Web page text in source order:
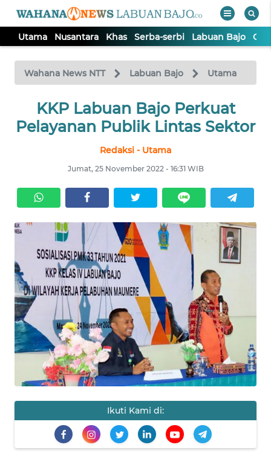
Utama Nusantara Khas Serba-serbi Labuan Bajo
Wahana News NTT Labuan Bajo Utama
KKP Labuan Bajo Perkuat
Pelayanan Publik Lintas Sektor
Redaksi - Utama
Jumat, 25 November 2022 - 16:31 WIB
Ikuti Kami di:
TV
Tutup
UTAMA
SERBA-
SERBI
LABUAN
BAJO
OPINI
Informasi
INDEKS
KAMI
INFO